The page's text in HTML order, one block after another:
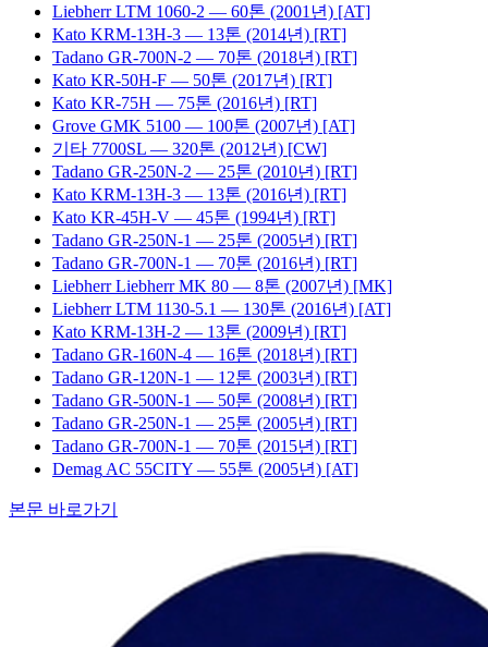
Liebherr LTM 1060-2 — 60톤 (2001년) [AT]
Kato KRM-13H-3 — 13톤 (2014년) [RT]
Tadano GR-700N-2 — 70톤 (2018년) [RT]
Kato KR-50H-F — 50톤 (2017년) [RT]
Kato KR-75H — 75톤 (2016년) [RT]
Grove GMK 5100 — 100톤 (2007년) [AT]
기타 7700SL — 320톤 (2012년) [CW]
Tadano GR-250N-2 — 25톤 (2010년) [RT]
Kato KRM-13H-3 — 13톤 (2016년) [RT]
Kato KR-45H-V — 45톤 (1994년) [RT]
Tadano GR-250N-1 — 25톤 (2005년) [RT]
Tadano GR-700N-1 — 70톤 (2016년) [RT]
Liebherr Liebherr MK 80 — 8톤 (2007년) [MK]
Liebherr LTM 1130-5.1 — 130톤 (2016년) [AT]
Kato KRM-13H-2 — 13톤 (2009년) [RT]
Tadano GR-160N-4 — 16톤 (2018년) [RT]
Tadano GR-120N-1 — 12톤 (2003년) [RT]
Tadano GR-500N-1 — 50톤 (2008년) [RT]
Tadano GR-250N-1 — 25톤 (2005년) [RT]
Tadano GR-700N-1 — 70톤 (2015년) [RT]
Demag AC 55CITY — 55톤 (2005년) [AT]
본문 바로가기